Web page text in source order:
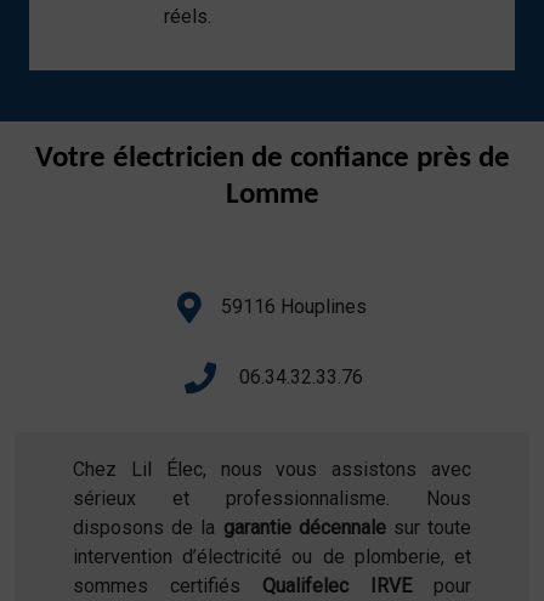
réels.
Votre électricien de confiance près de
Lomme
59116 Houplines
06.34.32.33.76
Chez Lil Élec, nous vous assistons avec
sérieux et professionnalisme. Nous
disposons de la garantie décennalesur toute
intervention d’électricité ou de plomberie, et
sommes certifiés Qualifelec IRVEpour